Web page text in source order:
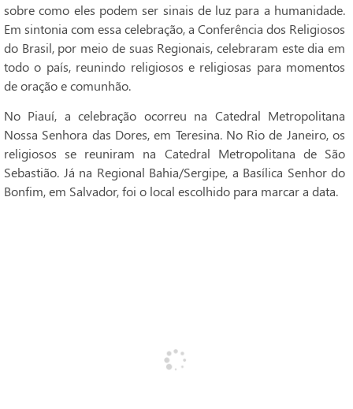
sobre como eles podem ser sinais de luz para a humanidade.
Em sintonia com essa celebração, a Conferência dos Religiosos
do Brasil, por meio de suas Regionais, celebraram este dia em
todo o país, reunindo religiosos e religiosas para momentos
de oração e comunhão.
No Piauí, a celebração ocorreu na Catedral Metropolitana
Nossa Senhora das Dores, em Teresina. No Rio de Janeiro, os
religiosos se reuniram na Catedral Metropolitana de São
Sebastião. Já na Regional Bahia/Sergipe, a Basílica Senhor do
Bonfim, em Salvador, foi o local escolhido para marcar a data.